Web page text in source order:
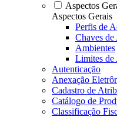
Aspectos
Aspectos Gerais
Perfis de
Chaves de
Ambientes
Limites de
Autenticação
Anexação
Cadastro de
Catálogo de
Classificação